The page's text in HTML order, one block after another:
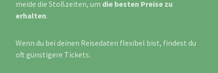
meide die Stoßzeiten, um die besten Preise zu
erhalten.
Wenn du bei deinen Reisedaten flexibel bist, findest du
oft günstigere Tickets.